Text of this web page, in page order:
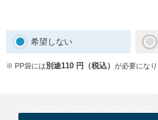
希望しない
※ PP袋には別途110 円（税込） が必要になり